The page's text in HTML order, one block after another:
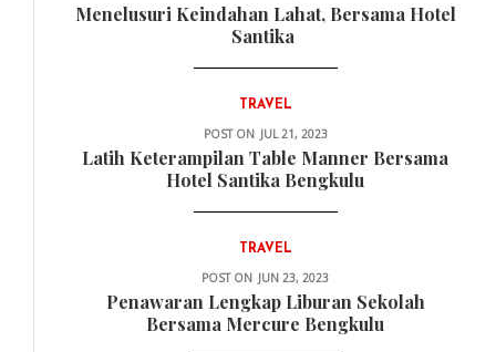
Menelusuri Keindahan Lahat, Bersama Hotel
Santika
TRAVEL
POST ON JUL 21, 2023
Latih Keterampilan Table Manner Bersama
Hotel Santika Bengkulu
TRAVEL
POST ON JUN 23, 2023
Penawaran Lengkap Liburan Sekolah
Bersama Mercure Bengkulu